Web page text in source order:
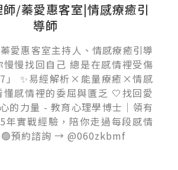
/蓁愛惠客室|情感療癒引
導師
愛惠客室主持人、情感療癒引導
慢找回自己 總是在感情裡受傷
」 ✨易經解析×能量療癒×情感
感情裡的委屈與匱乏 🤍找回愛
的力量 - 教育心理學博士｜領有
年實戰經驗，陪你走過每段感情
🟢預約諮詢 → @060zkbmf